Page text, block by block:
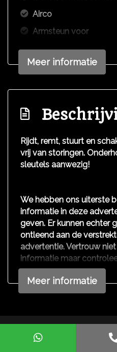
Airco
Armsteun voor
Bestuurdersstoel in
Elektrische ramen
Exterieur
Buitenspiegels
verwarmbaar
Meer informatie
Rijdt, remt, stuurt en
vrij van storingen.
sleutels aanwezig!
We hebben ons uiterste
informatie in deze
geven. Er kunnen echter
ontleend aan de
advertentie. Vertrouw
informatie maar
welke voor jouw
zouden kunnen
met de verkoper voor
Meer informatie
Mogelijk gemaakt door Mobilox